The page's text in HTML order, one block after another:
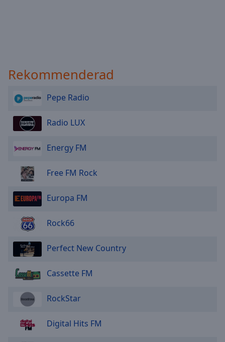
Rekommenderad
Pepe Radio
Radio LUX
Energy FM
Free FM Rock
Europa FM
Rock66
Perfect New Country
Cassette FM
RockStar
Digital Hits FM